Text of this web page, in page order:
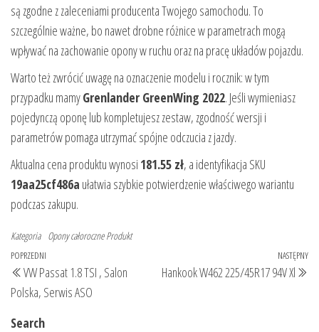
są zgodne z zaleceniami producenta Twojego samochodu. To
szczególnie ważne, bo nawet drobne różnice w parametrach mogą
wpływać na zachowanie opony w ruchu oraz na pracę układów pojazdu.
Warto też zwrócić uwagę na oznaczenie modelu i rocznik: w tym
przypadku mamyGrenlander GreenWing 2022. Jeśli wymieniasz
pojedynczą oponę lub kompletujesz zestaw, zgodność wersji i
parametrów pomaga utrzymać spójne odczucia z jazdy.
Aktualna cena produktu wynosi 181.55 zł, a identyfikacja SKU
19aa25cf486a ułatwia szybkie potwierdzenie właściwego wariantu
podczas zakupu.
Kategoria Opony całoroczne Produkt
Nawigacja
wpisu
Poprzedni
wpis
POPRZEDNI
VW Passat 1.8 TSI , Salon
Polska, Serwis ASO
NASTĘPNY
Hankook W462 225/45R17 94V Xl
Search